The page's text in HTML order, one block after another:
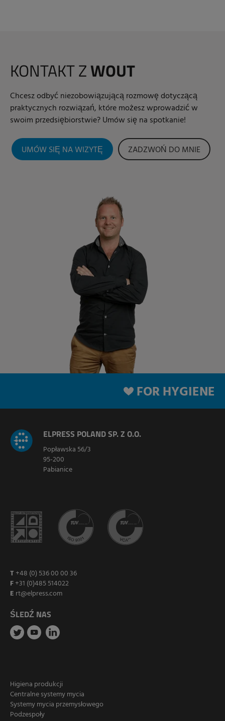
KONTAKT ZWOUT
Chcesz odbyć niezobowiązującą rozmowę dotyczącą
praktycznych rozwiązań, które możesz wprowadzić w
swoim przedsiębiorstwie? Umów się na spotkanie!
UMÓW SIĘ NA WIZYTĘ ZADZWOŃ DO MNIE
FOR HYGIENE
ELPRESS POLAND SP. Z O.O.
Popławska 56/3
95-200
Pabianice
T +48 (0) 536 00 00 36
F+31 (0)485 514022
E rt@elpress.com
ŚLEDŹ NAS
Higiena produkcji
Centralne systemy mycia
Systemy mycia przemysłowego
Podzespoły